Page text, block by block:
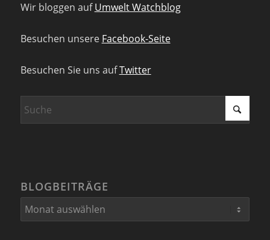
Wir bloggen aufUmwelt Watchblog
Besuchen unsere Facebook-Seite
Besuchen Sie uns aufTwitter
BLOGBEITRÄGE